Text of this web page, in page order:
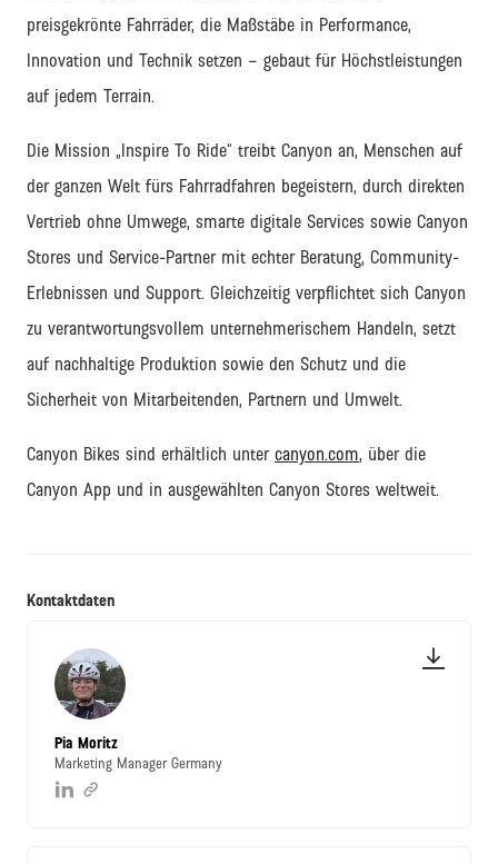
preisgekrönte Fahrräder, die Maßstäbe in Performance,
Innovation und Technik setzen – gebaut für Höchstleistungen
auf jedem Terrain.
Die Mission „Inspire To Ride“ treibt Canyon an, Menschen auf
der ganzen Welt fürs Fahrradfahren begeistern, durch direkten
Vertrieb ohne Umwege, smarte digitale Services sowie Canyon
Stores und Service-Partner mit echter Beratung, Community-
Erlebnissen und Support. Gleichzeitig verpflichtet sich Canyon
zu verantwortungsvollem unternehmerischem Handeln, setzt
auf nachhaltige Produktion sowie den Schutz und die
Sicherheit von Mitarbeitenden, Partnern und Umwelt.
Canyon Bikes sind erhältlich unter canyon.com, über die
Canyon App und in ausgewählten Canyon Stores weltweit.
Kontaktdaten
Pia Moritz
Marketing Manager Germany